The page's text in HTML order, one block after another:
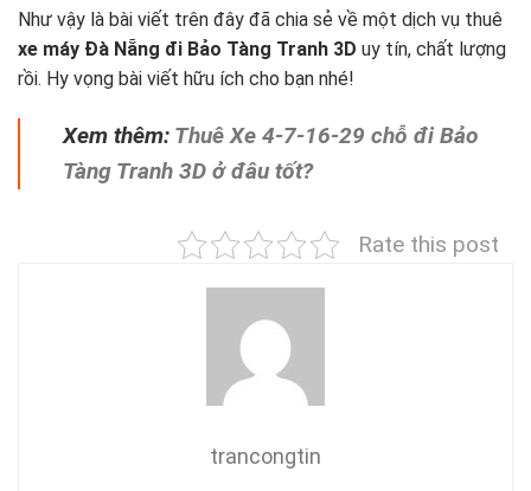
Như vậy là bài viết trên đây đã chia sẻ về một dịch vụ thuê
xe máy Đà Nẵng đi Bảo Tàng Tranh 3D uy tín, chất lượng
rồi. Hy vọng bài viết hữu ích cho bạn nhé!
Xem thêm: Thuê Xe 4-7-16-29 chỗ đi Bảo
Tàng Tranh 3D ở đâu tốt?
Rate this post
trancongtin